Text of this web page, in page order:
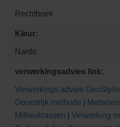
Rechthoek
Kleur:
Nardo
verwerkingsadvies link:
Verwerkings advies
Doorstrijk methode
Millieuklassen
Verwerking